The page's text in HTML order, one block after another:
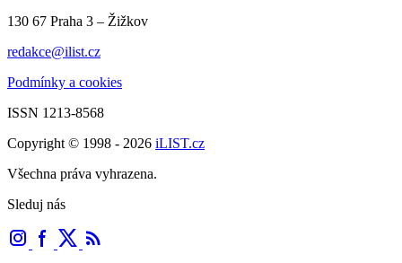
130 67 Praha 3 – Žižkov
redakce@ilist.cz
Podmínky a cookies
ISSN 1213-8568
Copyright © 1998 - 2026 iLIST.cz
Všechna práva vyhrazena.
Sleduj nás